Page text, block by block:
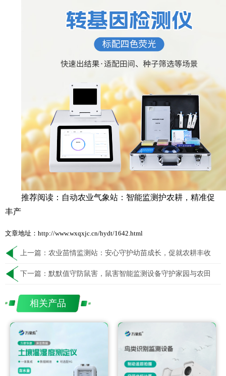
推荐阅读： 自动农业气象站：智能监测护农耕，精准促
丰产
文章地址：http://www.wxqxjc.cn/hydt/1642.html
上一篇： 农业苗情监测站：安心守护幼苗成长，促就农耕丰收
下一篇： 默默值守防鼠害，鼠害智能监测设备守护家园与农田
相关产品